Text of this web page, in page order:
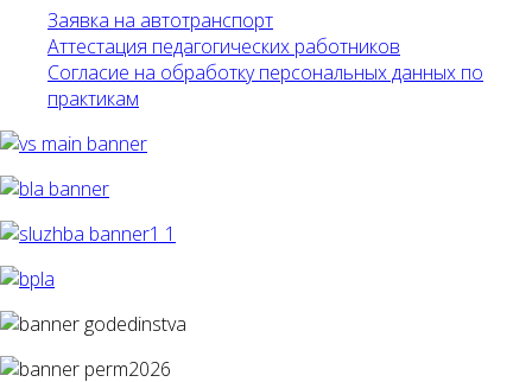
Заявка на автотранспорт
Аттестация педагогических работников
Согласие на обработку персональных данных по
практикам